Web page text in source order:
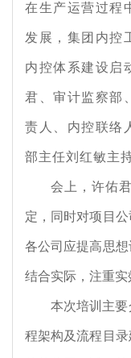
在生产运营过程
发展，集团内控
内控体系建设启
君、审计监察部
责人、内控联络
部主任刘红敏主
会上，许佑
定，同时对项目
各公司应提高思想
结合实际，注重实
本次培训主
程架构及流程目